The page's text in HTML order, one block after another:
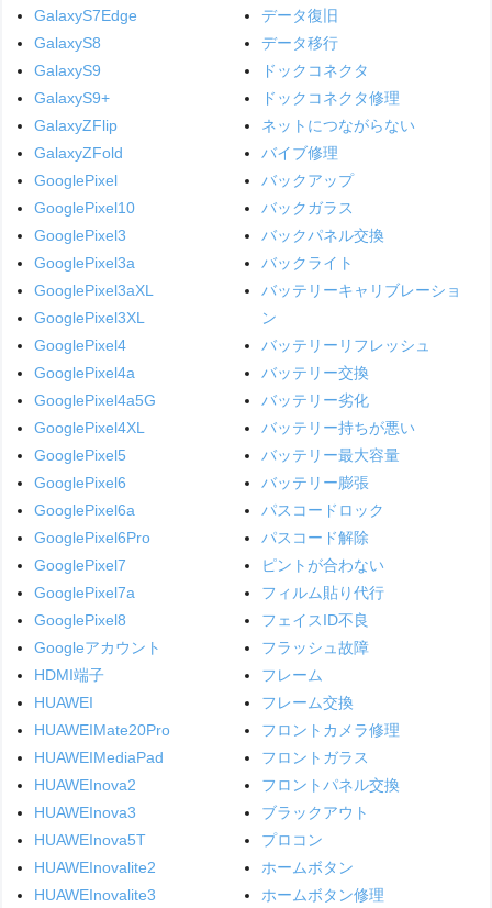
GalaxyS7Edge
GalaxyS8
GalaxyS9
GalaxyS9+
GalaxyZFlip
GalaxyZFold
GooglePixel
GooglePixel10
GooglePixel3
GooglePixel3a
GooglePixel3aXL
GooglePixel3XL
GooglePixel4
GooglePixel4a
GooglePixel4a5G
GooglePixel4XL
GooglePixel5
GooglePixel6
GooglePixel6a
GooglePixel6Pro
GooglePixel7
GooglePixel7a
GooglePixel8
Googleアカウント
HDMI端子
HUAWEI
HUAWEIMate20Pro
HUAWEIMediaPad
HUAWEInova2
HUAWEInova3
HUAWEInova5T
HUAWEInovalite2
HUAWEInovalite3
データ復旧
データ移行
ドックコネクタ
ドックコネクタ修理
ネットにつながらない
バイブ修理
バックアップ
バックガラス
バックパネル交換
バックライト
バッテリーキャリブレーショ
ン
バッテリーリフレッシュ
バッテリー交換
バッテリー劣化
バッテリー持ちが悪い
バッテリー最大容量
バッテリー膨張
パスコードロック
パスコード解除
ピントが合わない
フィルム貼り代行
フェイスID不良
フラッシュ故障
フレーム
フレーム交換
フロントカメラ修理
フロントガラス
フロントパネル交換
ブラックアウト
プロコン
ホームボタン
ホームボタン修理